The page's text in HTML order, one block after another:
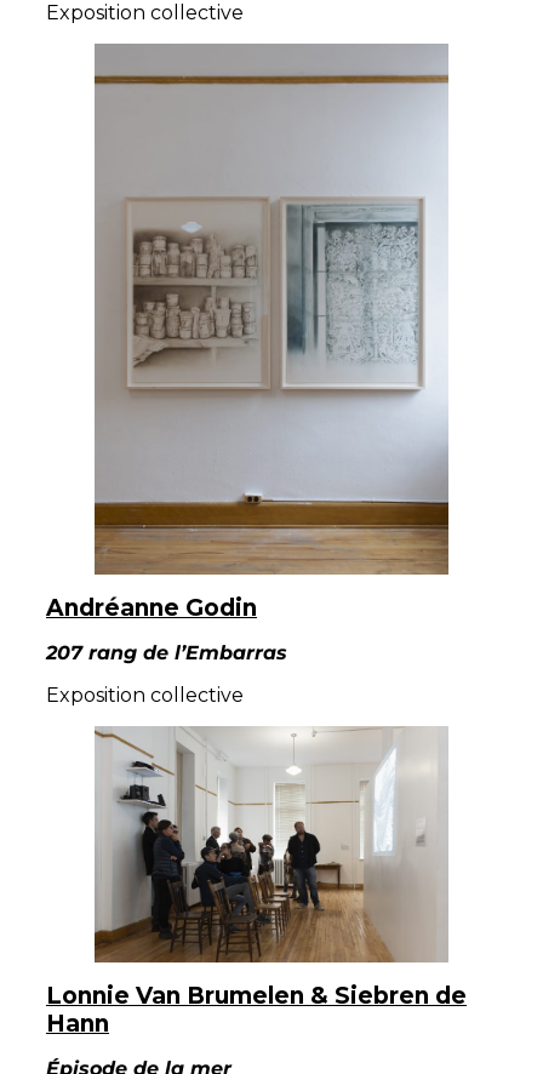
Exposition collective
Andréanne Godin
207 rang de l’Embarras
Exposition collective
Lonnie Van Brumelen & Siebren de
Hann
Épisode de la mer